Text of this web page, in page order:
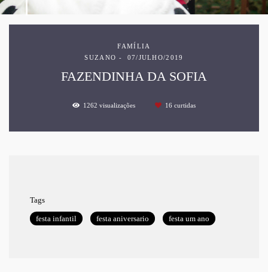
FAMÍLIA
SUZANO
07/JULHO/2019
FAZENDINHA DA SOFIA
1262 visualizações 16 curtidas
Tags
festa infantil festa aniversario festa um ano